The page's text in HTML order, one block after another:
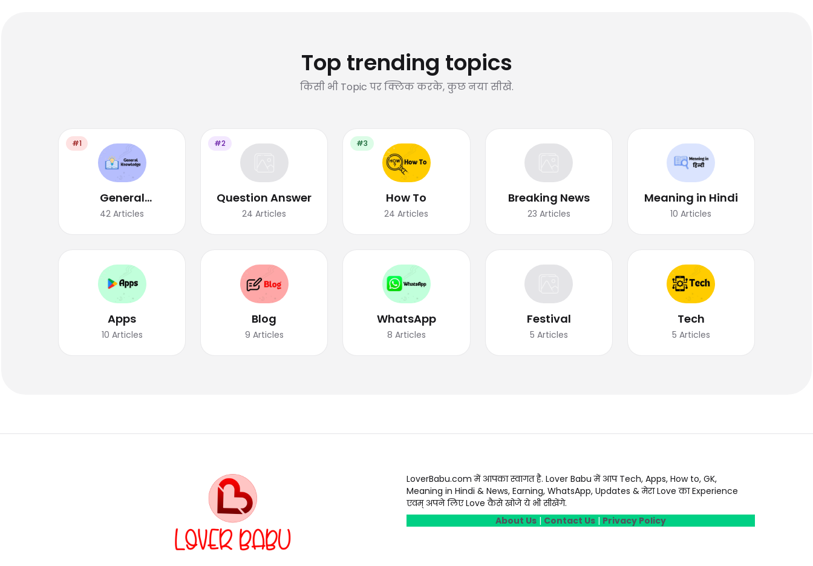
Top trending topics
किसी भी Topic पर क्लिक करके, कुछ नया सीखे.
#1
General
Knowledge
42 Articles
#2
Question Answer
24 Articles
#3
How To
24 Articles
Breaking News
23 Articles
Meaning in Hindi
10 Articles
Apps
10 Articles
Blog
9 Articles
WhatsApp
8 Articles
Festival
5 Articles
Tech
5 Articles
LoverBabu.com में आपका स्वागत है. Lover Babu में आप Tech, Apps, How to, GK,
Meaning in Hindi & News, Earning, WhatsApp, Updates & मेरा Love का Experience
एवम् अपने लिए Love कैसे खोजे ये भी सीखेंगे.
About Us | Contact Us | Privacy Policy